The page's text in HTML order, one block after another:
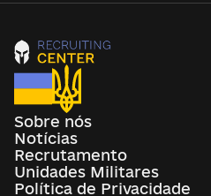
Sobre nós
Notícias
Recrutamento
Unidades Militares
Política de Privacidade